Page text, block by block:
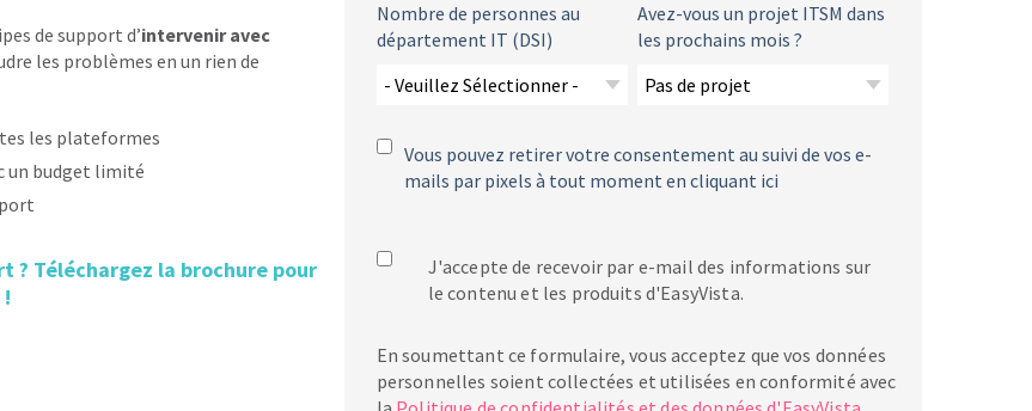
de support d’intervenir avec
les problèmes en un rien de
les plateformes
un budget limité
? Téléchargez la brochure pour
Nombre de personnes au
département IT (DSI)
Avez-vous un projet ITSM dans
les prochains mois ?
Vous pouvez retirer votre consentement au suivi de vos e-
mails par pixels à tout moment en cliquant ici
J'accepte de recevoir par e-mail des informations sur
le contenu et les produits d'EasyVista.
En soumettant ce formulaire, vous acceptez que vos données
personnelles soient collectées et utilisées en conformité avec